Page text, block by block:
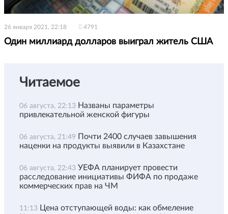
26 января 2021, 22:18 4791
Один миллиард долларов выиграл житель США
Читаемое
06 августа, 22:13 Названы параметры
привлекательной женской фигуры
06 августа, 21:49 Почти 2400 случаев завышения
наценки на продукты выявили в Казахстане
06 августа, 22:43 УЕФА планирует провести
расследование инициативы ФИФА по продаже
коммерческих прав на ЧМ
11:13 Цена отступающей воды: как обмеление